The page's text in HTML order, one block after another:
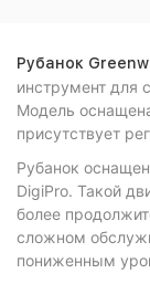
Рубанок
инструмент для
Модель
присутствует
Рубанок
DigiPro. Такой
более
сложном
пониженным